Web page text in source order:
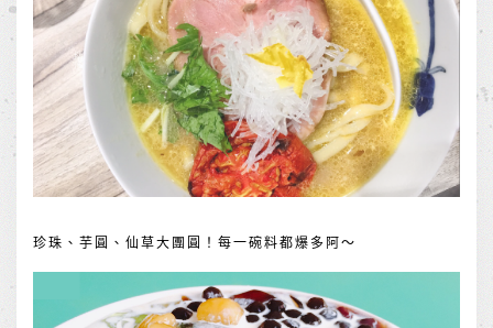
珍珠、芋圓、仙草大團圓！每一碗料都爆多阿～